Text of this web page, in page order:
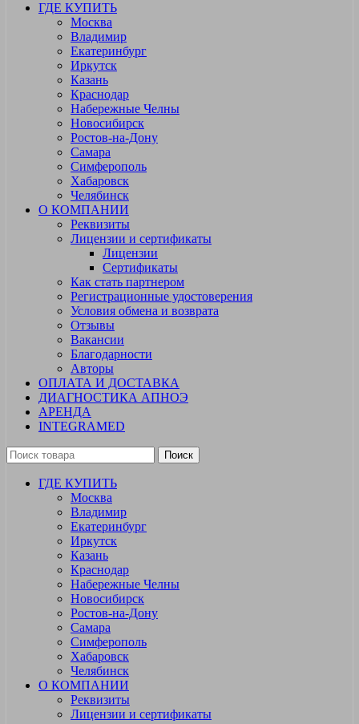
ГДЕ КУПИТЬ
Москва
Владимир
Екатеринбург
Иркутск
Казань
Краснодар
Набережные Челны
Новосибирск
Ростов-на-Дону
Самара
Симферополь
Хабаровск
Челябинск
О КОМПАНИИ
Реквизиты
Лицензии и сертификаты
Лицензии
Сертификаты
Как стать партнером
Регистрационные удостоверения
Условия обмена и возврата
Отзывы
Вакансии
Благодарности
Авторы
ОПЛАТА И ДОСТАВКА
ДИАГНОСТИКА АПНОЭ
АРЕНДА
INTEGRAMED
Поиск
ГДЕ КУПИТЬ
Москва
Владимир
Екатеринбург
Иркутск
Казань
Краснодар
Набережные Челны
Новосибирск
Ростов-на-Дону
Самара
Симферополь
Хабаровск
Челябинск
О КОМПАНИИ
Реквизиты
Лицензии и сертификаты